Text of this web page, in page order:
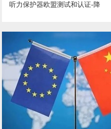
听力保护器欧盟测试和认证-降